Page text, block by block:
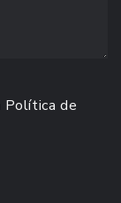
Política de